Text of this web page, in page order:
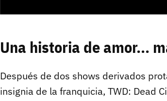
Una historia de amor...
Después de dos shows derivados
insignia de la franquicia, TWD: Dead